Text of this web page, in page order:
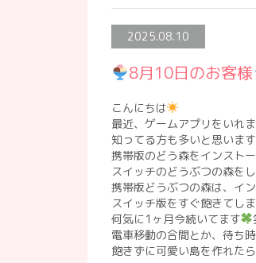
2025.08.10
8月10日のお客様
こんにちは
最近、ゲームアプリをいれ
知ってる方も多いと思いま
携帯版のどう森をインスト
スイッチのどうぶつの森を
携帯版どうぶつの森は、イ
スイッチ版をすぐ飽きてし
何気に1ヶ月今続いてます
電車移動の合間とか、待ち
飽きずに可愛い島を作れた